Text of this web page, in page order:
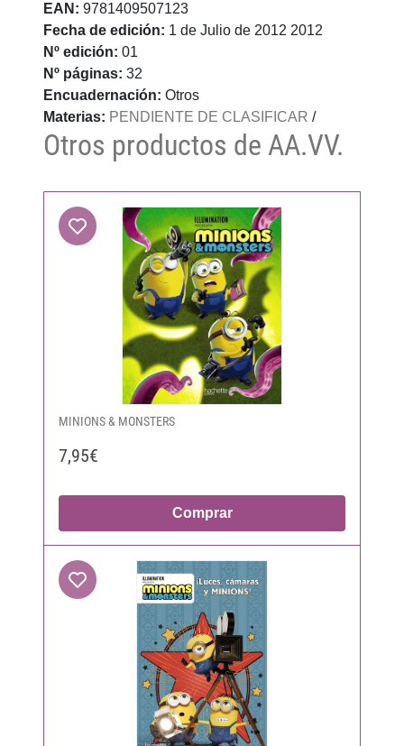
EAN: 9781409507123
Fecha de edición: 1 de Julio de 2012 2012
Nº edición: 01
Nº páginas: 32
Encuadernación: Otros
Materias: PENDIENTE DE CLASIFICAR /
Otros productos de AA.VV.
MINIONS & MONSTERS
7,95€
Comprar